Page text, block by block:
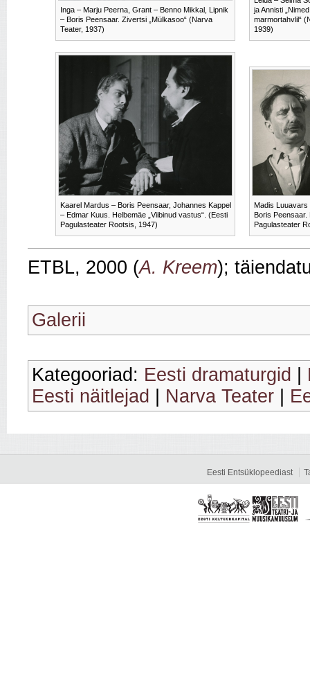
Inga – Marju Peerna, Grant – Benno Mikkal, Lipnik
– Boris Peensaar. Zivertsi „Mülkasoo“ (Narva
Teater, 1937)
ja Annisti „Nimed
marmortahvlil“
1939)
Kaarel Mardus – Boris Peensaar, Johannes Kappel
– Edmar Kuus. Helbemäe „Viibinud vastus“. (Eesti
Pagulasteater Rootsis, 1947)
Madis Luuavars
Boris Peensaar.
Pagulasteater
ETBL, 2000 (A. Kreem);
Galerii
Kategooriad: Eesti dramaturgid
Eesti näitlejad
Narva Teater
Eesti Entsüklopeediast